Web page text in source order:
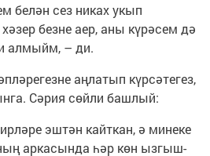
белән сез никах укып
безне аер, аны күрәсем дә
алмыйм, – ди.
аңлатып күрсәтегез,
Сәрия сөйли башлый:
эштән кайткан, ә минеке
аркасында һәр көн ызгыш-